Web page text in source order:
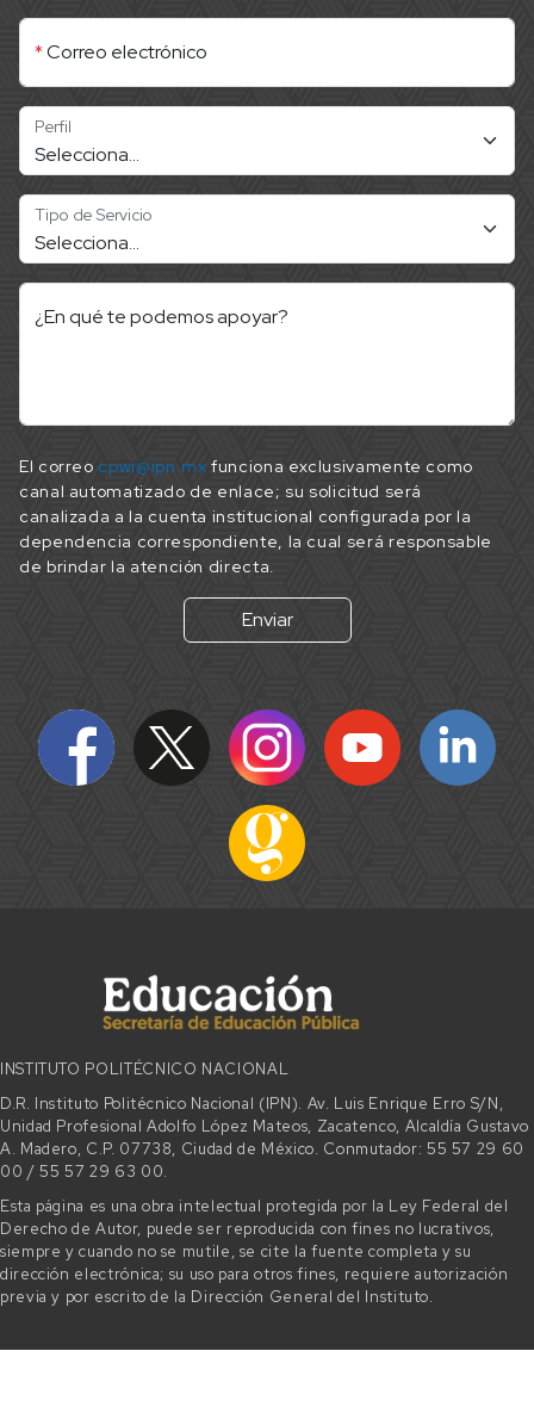
*Correo electrónico
Perfil
Tipo de Servicio
¿En qué te podemos apoyar?
El correo cpwi@ipn.mx funciona exclusivamente como
canal automatizado de enlace; su solicitud será
canalizada a la cuenta institucional configurada por la
dependencia correspondiente, la cual será responsable
de brindar la atención directa.
Enviar
INSTITUTO POLITÉCNICO NACIONAL
D.R. Instituto Politécnico Nacional (IPN). Av. Luis Enrique Erro S/N,
Unidad Profesional Adolfo López Mateos, Zacatenco, Alcaldía Gustavo
A. Madero, C.P. 07738, Ciudad de México. Conmutador: 55 57 29 60
00 / 55 57 29 63 00.
Esta página es una obra intelectual protegida por la Ley Federal del
Derecho de Autor, puede ser reproducida con fines no lucrativos,
siempre y cuando no se mutile, se cite la fuente completa y su
dirección electrónica; su uso para otros fines, requiere autorización
previa y por escrito de la Dirección General del Instituto.